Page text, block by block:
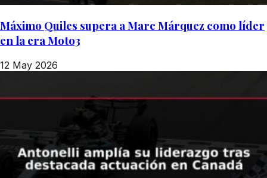
Máximo Quiles supera a Marc Márquez como líder
en la era Moto3
12 May 2026